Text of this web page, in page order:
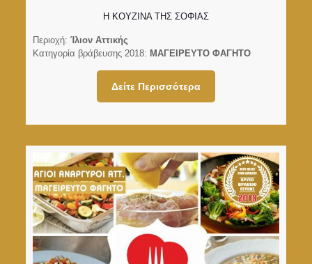
Η ΚΟΥΖΙΝΑ ΤΗΣ ΣΟΦΙΑΣ
Περιοχή: Ίλιον Αττικής
Κατηγορία βράβευσης 2018: ΜΑΓΕΙΡΕΥΤΟ ΦΑΓΗΤΟ
Δείτε Περισσότερα